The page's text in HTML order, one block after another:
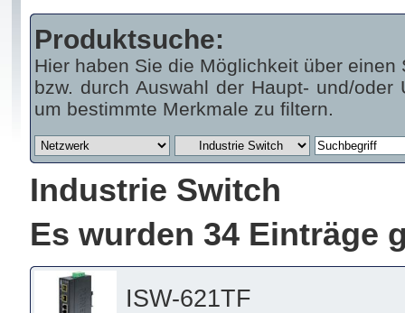
Produktsuche:
Hier haben Sie die Möglichkeit über
bzw. durch Auswahl der Haupt- und/
um bestimmte Merkmale zu filtern.
Industrie Switch
Es wurden 34 Einträge
ISW-621TF